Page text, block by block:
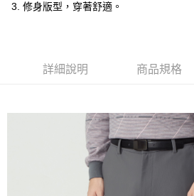
每筆NT$60，滿NT$1,200(含以上)免運費
萊爾富取貨付款
付款後萊爾富取貨
每筆NT$60，滿NT$1,200(含以上)免運費
每筆NT$60，滿NT$1,200(含以上)免運費
3. 修身版型，穿著舒適。
詳細說明 商品規格